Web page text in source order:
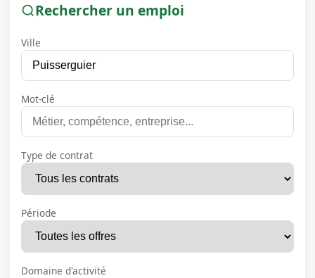
Rechercher un emploi
Ville
Mot-clé
Type de contrat
Période
Domaine d'activité